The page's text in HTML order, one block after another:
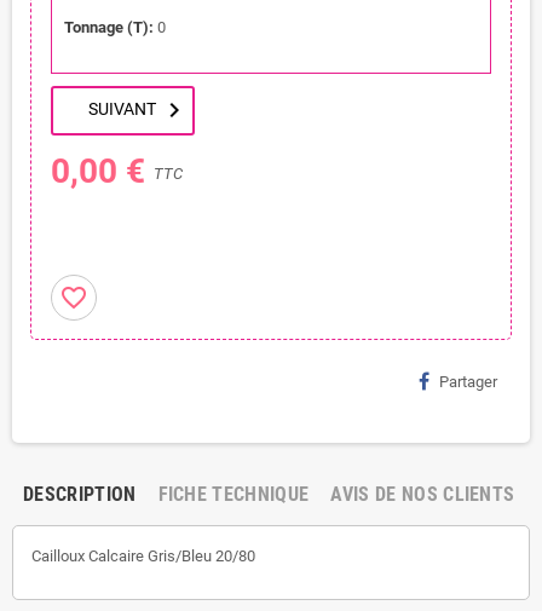
Tonnage (T): 0
SUIVANT chevron_right
0,00 € TTC
favorite_border
Partager
DESCRIPTION FICHE TECHNIQUE AVIS DE NOS CLIENTS
Cailloux Calcaire Gris/Bleu 20/80